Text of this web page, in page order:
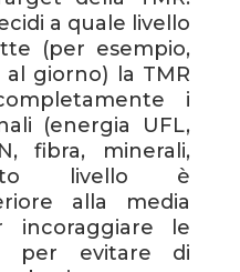
a quale livello
(per esempio,
giorno) la TMR
i
(energia UFL,
fibra, minerali,
livello è
alla media
incoraggiare le
per evitare di